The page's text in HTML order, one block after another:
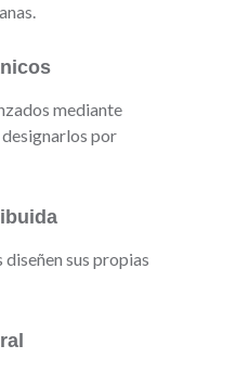
mediante
designarlos por
sus propias